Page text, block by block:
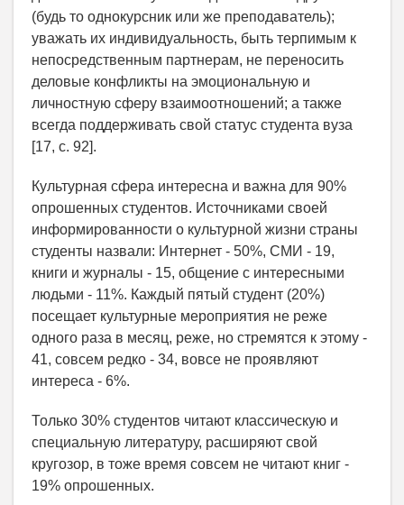
(будь то однокурсник или же преподаватель);
уважать их индивидуальность, быть терпимым к
непосредственным партнерам, не переносить
деловые конфликты на эмоциональную и
личностную сферу взаимоотношений; а также
всегда поддерживать свой статус студента вуза
[17, с. 92].
Культурная сфера интересна и важна для 90%
опрошенных студентов. Источниками своей
информированности о культурной жизни страны
студенты назвали: Интернет - 50%, СМИ - 19,
книги и журналы - 15, общение с интересными
людьми - 11%. Каждый пятый студент (20%)
посещает культурные мероприятия не реже
одного раза в месяц, реже, но стремятся к этому -
41, совсем редко - 34, вовсе не проявляют
интереса - 6%.
Только 30% студентов читают классическую и
специальную литературу, расширяют свой
кругозор, в тоже время совсем не читают книг -
19% опрошенных.